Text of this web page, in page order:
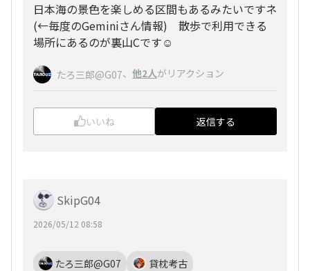
日本海の景色を楽しめる区間もあるみたいですネ
(←毎度のGeminiさん情報) 散歩で利用できる
場所にあるのが裏山Cです☺️
たろ三郎@G07、 他2人がリアクション
いいね 返信する
SkipG04
2026/05/12 08:58
たろ三郎@G07 貸枕考古